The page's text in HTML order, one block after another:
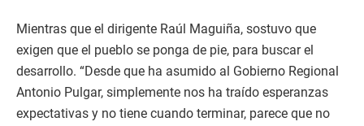
Mientras que el dirigente Raúl Maguiña, sostuvo que
exigen que el pueblo se ponga de pie, para buscar el
desarrollo. “Desde que ha asumido al Gobierno Regional
Antonio Pulgar, simplemente nos ha traído esperanzas
expectativas y no tiene cuando terminar, parece que no